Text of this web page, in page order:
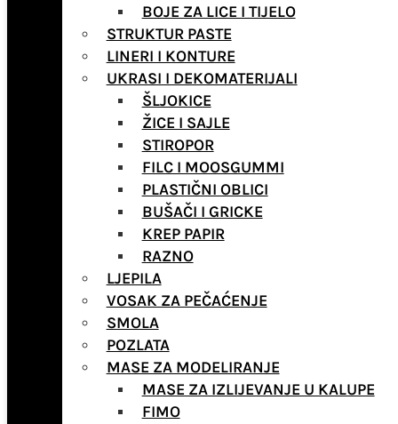
BOJE ZA LICE I TIJELO
STRUKTUR PASTE
LINERI I KONTURE
UKRASI I DEKOMATERIJALI
ŠLJOKICE
ŽICE I SAJLE
STIROPOR
FILC I MOOSGUMMI
PLASTIČNI OBLICI
BUŠAČI I GRICKE
KREP PAPIR
RAZNO
LJEPILA
VOSAK ZA PEČAĆENJE
SMOLA
POZLATA
MASE ZA MODELIRANJE
MASE ZA IZLIJEVANJE U KALUPE
FIMO